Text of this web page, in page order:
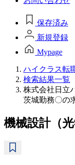
保存済み
新規登録
Mypage
ハイクラス転
検索結果一覧
株式会社日立
茨城勤務〇の
機械設計（